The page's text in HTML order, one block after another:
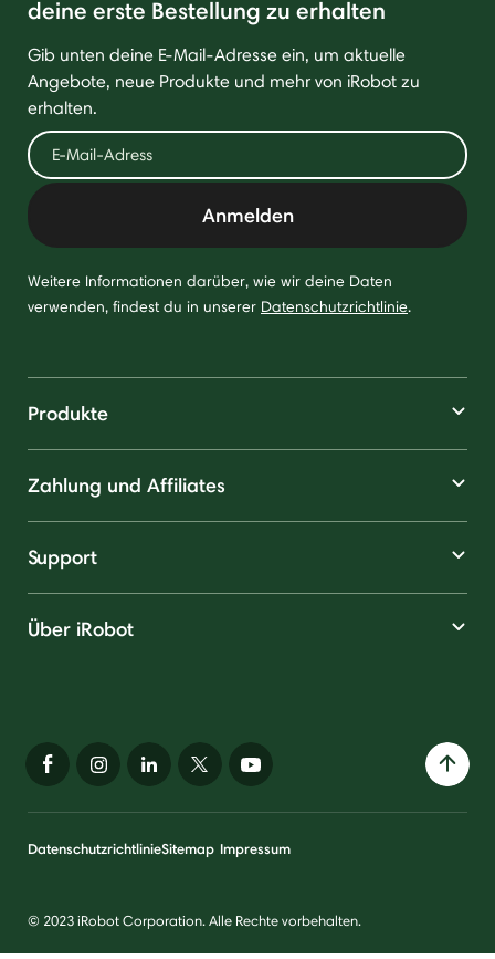
deine erste Bestellung zu erhalten
Gib unten deine E-Mail-Adresse ein, um aktuelle
Angebote, neue Produkte und mehr von iRobot zu
erhalten.
Anmelden
Weitere Informationen darüber, wie wir deine Daten
verwenden, findest du in unserer Datenschutzrichtlinie.
Produkte
Zahlung und Affiliates
Support
Über iRobot
DatenschutzrichtlinieSitemap Impressum
© 2023 iRobot Corporation. Alle Rechte vorbehalten.